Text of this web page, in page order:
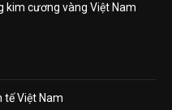
kim cương vàng Việt Nam
tế Việt Nam